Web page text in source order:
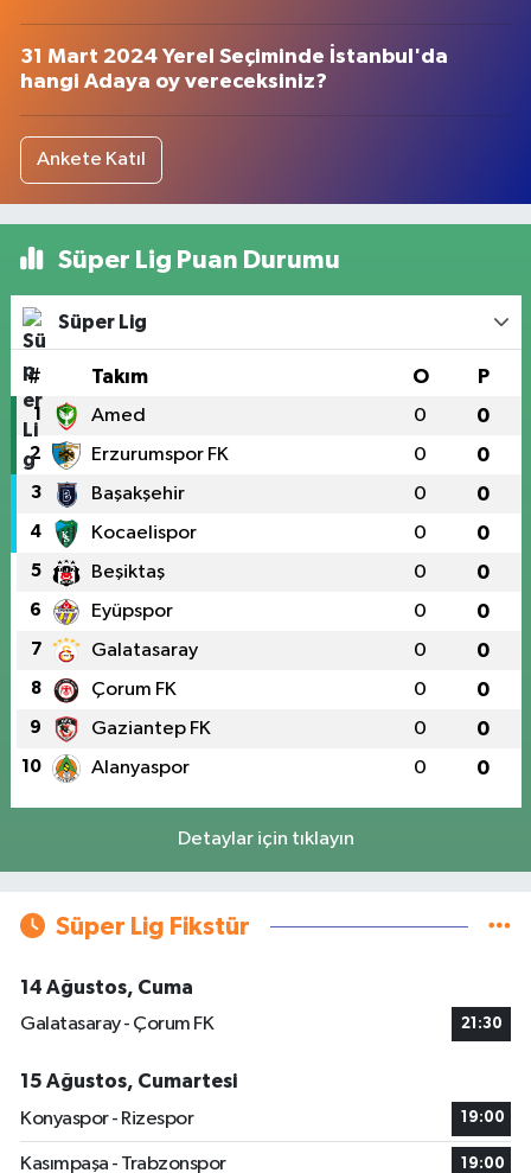
31 Mart 2024 Yerel Seçiminde İstanbul'da
hangi Adaya oy vereceksiniz?
Ankete Katıl
Süper Lig Puan Durumu
Süper Lig
# Takım O P
1 Amed 0 0
2 Erzurumspor FK 0 0
3 Başakşehir 0 0
4 Kocaelispor 0 0
5 Beşiktaş 0 0
6 Eyüpspor 0 0
7 Galatasaray 0 0
8 Çorum FK 0 0
9 Gaziantep FK 0 0
10 Alanyaspor 0 0
Detaylar için tıklayın
Süper Lig Fikstür
14 Ağustos, Cuma
Galatasaray - Çorum FK
21:30
15 Ağustos, Cumartesi
Konyaspor - Rizespor
19:00
Kasımpaşa - Trabzonspor 19:00